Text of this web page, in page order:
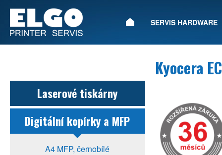
ÚVOD SERVIS HARDWARE
Laserové tiskárny
Digitální kopírky a MFP
A4 MFP, černobílé
Kyocera